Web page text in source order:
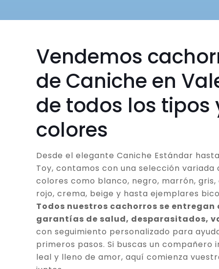
Vendemos
de Caniche en
de todos los tipos
colores
Desde el elegante Caniche Estándar
Toy, contamos con una selección variada
colores como blanco, negro, marrón,
rojo, crema, beige y hasta ejemplares
Todos nuestros cachorros se entregan
garantías de salud, desparasitados,
con seguimiento personalizado para
primeros pasos. Si buscas un compañero
leal y lleno de amor, aquí comienza